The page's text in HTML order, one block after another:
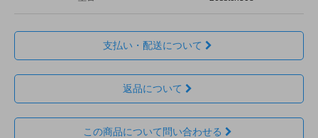
支払い・配送について
返品について
この商品について問い合わせる